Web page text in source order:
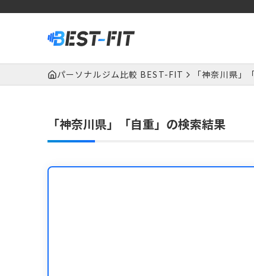
パーソナルジム比較 BEST-FIT 「神奈川県」
「神奈川県」「自重」の検索結果